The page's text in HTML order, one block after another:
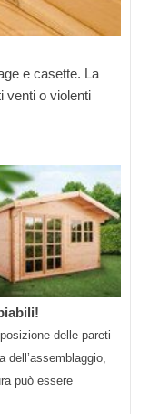
e casette. La
venti o violenti
delle pareti
può essere